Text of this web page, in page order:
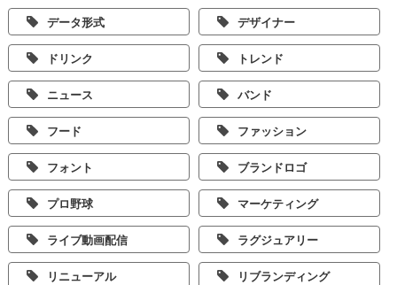
データ形式 デザイナー
ドリンク トレンド
ニュース バンド
フード ファッション
フォント ブランドロゴ
プロ野球 マーケティング
ライブ動画配信 ラグジュアリー
リニューアル リブランディング